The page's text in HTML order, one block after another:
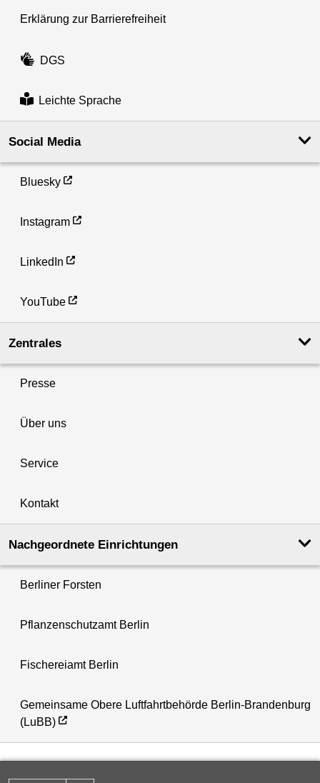
Erklärung zur Barrierefreiheit
DGS
Leichte Sprache
Social Media
Bluesky
Instagram
LinkedIn
YouTube
Zentrales
Presse
Über uns
Service
Kontakt
Nachgeordnete Einrichtungen
Berliner Forsten
Pflanzenschutzamt Berlin
Fischereiamt Berlin
Gemeinsame Obere Luftfahrtbehörde Berlin-Brandenburg
(LuBB)